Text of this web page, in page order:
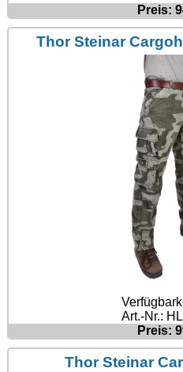
Preis:
Thor Steinar
Art.-Nr.:
Preis:
Thor Steinar